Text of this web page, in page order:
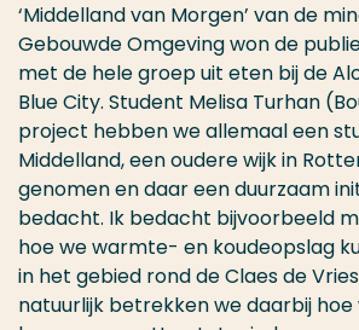
‘Middelland van Morgen’ van de
Gebouwde Omgeving won de
met de hele groep uit eten bij de
Blue City. Student Melisa Turhan
project hebben we allemaal een
Middelland, een oudere wijk in
genomen en daar een duurzaam
bedacht. Ik bedacht bijvoorbeeld
hoe we warmte- en koudeopslag
in het gebied rond de Claes de
natuurlijk betrekken we daarbij